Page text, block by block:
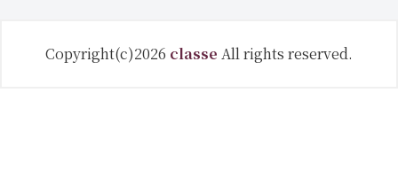
Copyright(c)2026 classe All rights reserved.